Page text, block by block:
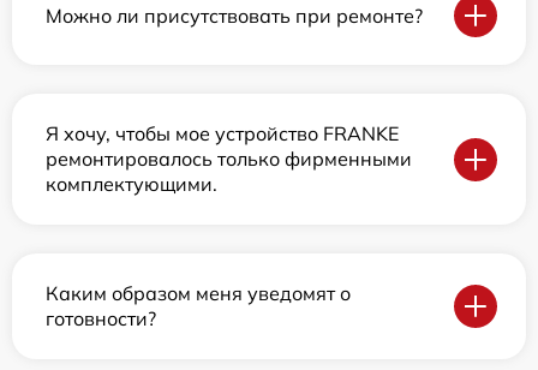
Можно ли присутствовать при ремонте?
Я хочу, чтобы мое устройство FRANKE
ремонтировалось только фирменными
комплектующими.
Каким образом меня уведомят о
готовности?